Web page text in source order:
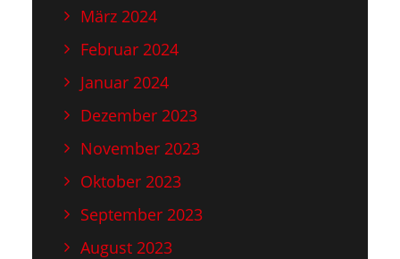
März 2024
Februar 2024
Januar 2024
Dezember 2023
November 2023
Oktober 2023
September 2023
August 2023